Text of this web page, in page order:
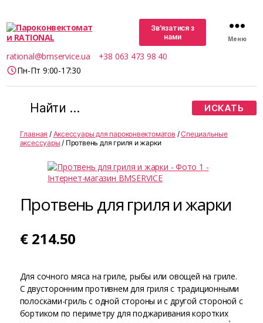
RATIONAL
Зв’язатися з
нами
rational@bmservice.ua
+38 063 473 98 40
Пн-Пт 9:00-17:30
Меню
Поиск:
Главная / Аксессуары для пароконвектоматов /Специальные
аксессуары / Протвень для гриля и жарки
Протвень для гриля и жарки
€ 214.50
Для сочного мяса на гриле, рыбы или овощей на гриле.
С двусторонним противнем для гриля с традиционными
полосками-гриль с одной стороны и с другой стороной с
бортиком по периметру для поджаривания коротких